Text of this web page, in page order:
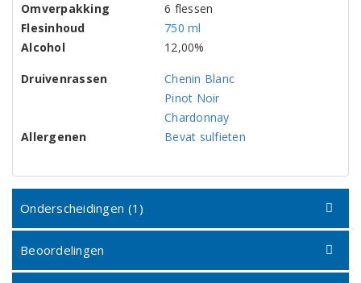
Omverpakking
6 flessen
Flesinhoud
750 ml
Alcohol
12,00%
Druivenrassen
Chenin Blanc
Pinot Noir
Chardonnay
Allergenen
Bevat sulfieten
Onderscheidingen (1)
Beoordelingen